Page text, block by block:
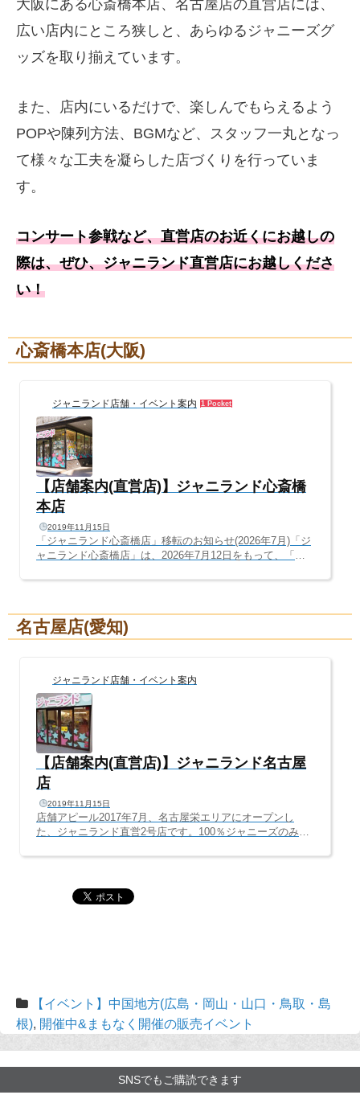
大阪にある心斎橋本店、名古屋店の直営店には、
広い店内にところ狭しと、あらゆるジャニーズグ
ッズを取り揃えています。
また、店内にいるだけで、楽しんでもらえるよう
POPや陳列方法、BGMなど、スタッフ一丸となっ
て様々な工夫を凝らした店づくりを行っていま
す。
コンサート参戦など、直営店のお近くにお越しの
際は、ぜひ、ジャニランド直営店にお越しくださ
い！
心斎橋本店(大阪)
ジャニランド店舗・イベント案内 1 Pocket
【店舗案内(直営店)】ジャニランド心斎橋
本店
2019年11月15日
「ジャニランド心斎橋店」移転のお知らせ(2026年7月)「ジ
ャニランド心斎橋店」は、2026年7月12日をもって、「梅
りました。2015年、旧ジャニショ跡地に開店して以来、11
と見やすく、もっと掘り出し物が見つかるお店へ進化しま
す！引き続き、「ジャニランド/Plus K 梅田茶屋町店」への
ご来店、ご利用心よりお待ちしております。━━━━━━
━いつもジャニ...
名古屋店(愛知)
ジャニランド店舗・イベント案内
【店舗案内(直営店)】ジャニランド名古屋
店
2019年11月15日
店舗アピール2017年7月、名古屋栄エリアにオープンし
た、ジャニランド直営2号店です。100％ジャニーズのみを
ジャニーズグッズのみ。ジャニーズのみに特化したからこ
ズファンならワクワクすること間違いなし(^^Vレゴ好きの
レゴランド、ジブリ好きのジブリパーク。ジャニランド
【イベント】中国地方(広島・岡山・山口・鳥取・島
根), 開催中&まもなく開催の販売イベント
SNSでもご購読できます